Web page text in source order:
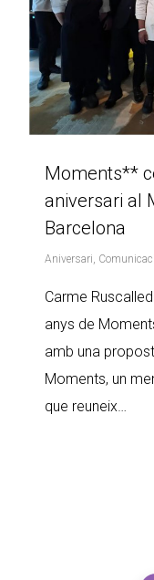
Moments**
aniversari al
Barcelona
Aniversari,
Carme
anys de
amb una
Moments, un
que reuneix…